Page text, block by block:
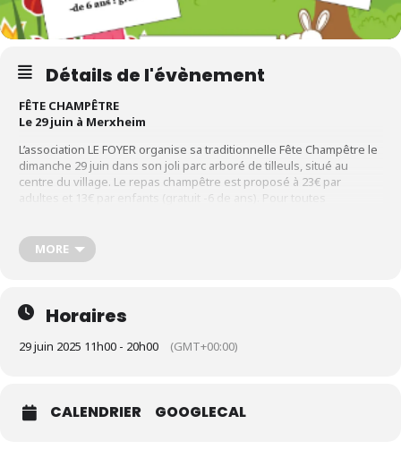
Détails de l'évènement
FÊTE CHAMPÊTRE
Le 29 juin à Merxheim
L’association LE FOYER organise sa traditionnelle Fête Champêtre le
dimanche 29 juin dans son joli parc arboré de tilleuls, situé au
centre du village. Le repas champêtre est proposé à 23€ par
adultes et 13€ par enfants (gratuit -6 de ans). Pour toutes
long de la journée, apéritif musical, chansons populaires
avec Guillaume DENINGER, spectacle des majorettes de Merxheim.
Salle le Foyer – Merxheim
MORE
Horaires
29 juin 2025 11h00 - 20h00 (GMT+00:00)
CALENDRIER GOOGLECAL